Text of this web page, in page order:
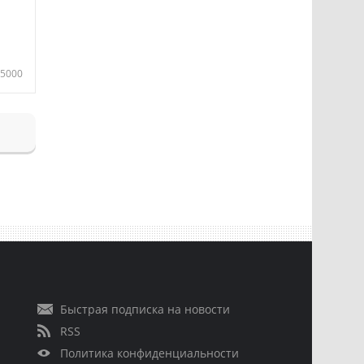
5000
Быстрая подписка на новости
RSS
Политика конфиденциальности